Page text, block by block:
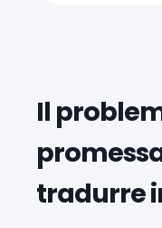
Il
tradurre